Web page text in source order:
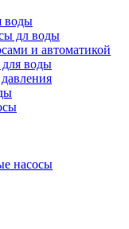
воды
дл воды
и автоматикой
воды
насосы